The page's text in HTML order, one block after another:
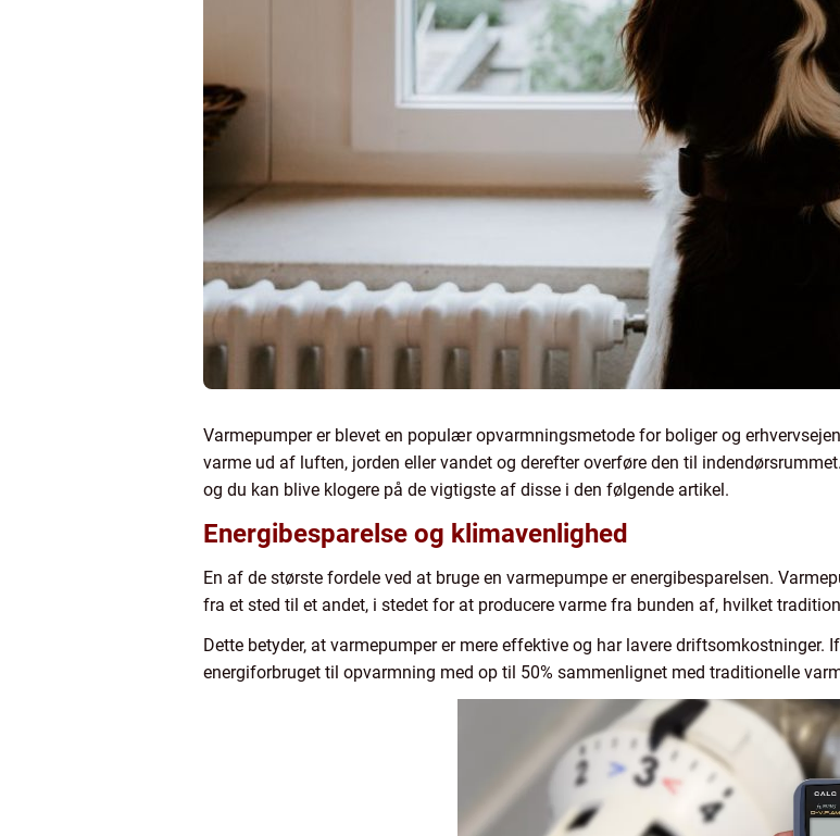
Varmepumper er blevet en populær opvarmningsmetode for boliger og
varme ud af luften, jorden eller vandet og derefter overføre den til
og du kan blive klogere på de vigtigste af disse i den følgende artikel.
Energibesparelse og klimavenlighed
En af de største fordele ved at bruge en varmepumpe er energibesparelsen.
fra et sted til et andet, i stedet for at producere varme fra bunden af, hvilket
Dette betyder, at varmepumper er mere effektive og har lavere driftsomkostninger.
energiforbruget til opvarmning med op til 50% sammenlignet med traditionelle